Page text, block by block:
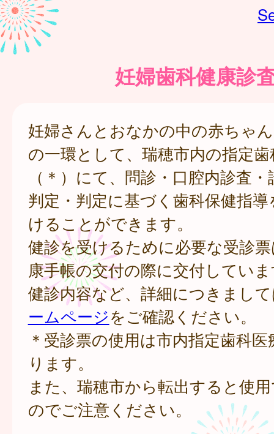
妊婦歯科健康診
妊婦さんとおなかの中の赤ちゃ
の一環として、瑞穂市内の指定
（＊）にて、問診・口腔内診査
判定・判定に基づく歯科保健指
けることができます。
健診を受けるために必要な受診
康手帳の交付の際に交付してい
健診内容など、詳細につきまし
ームページをご確認ください。
＊受診票の使用は市内指定歯科
ります。
また、瑞穂市から転出すると使
のでご注意ください。